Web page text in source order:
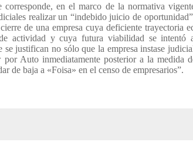
en el marco de la normativa
realizar un “indebido juicio de
de una empresa cuya deficiente trayectoria
actividad y cuya futura viabilidad se intentó
justifican no sólo que la empresa instase
Auto inmediatamente posterior a la medida
de baja a «Foisa» en el censo de empresarios”.